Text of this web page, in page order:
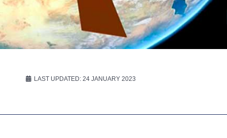
LAST UPDATED: 24 JANUARY 2023